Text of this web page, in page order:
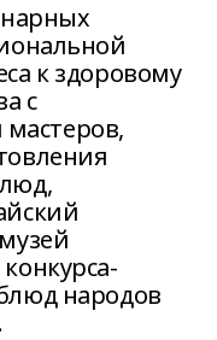
к здоровому
с
народов